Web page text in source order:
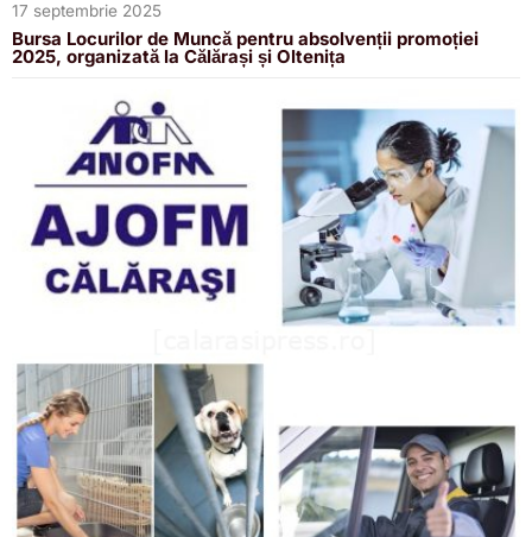
17 septembrie 2025
Bursa Locurilor de Muncă pentru absolvenții promoției
2025, organizată la Călărași și Oltenița